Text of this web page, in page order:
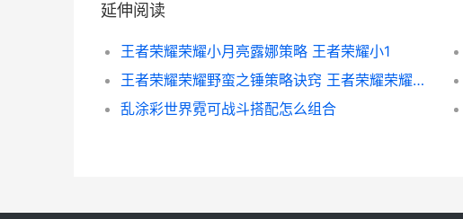
延伸阅读
王者荣耀荣耀小月亮露娜策略 王者荣耀小1
王者荣耀荣耀野蛮之锤策略诀窍 王者荣耀荣耀野区霸主
乱涂彩世界霓可战斗搭配怎么组合